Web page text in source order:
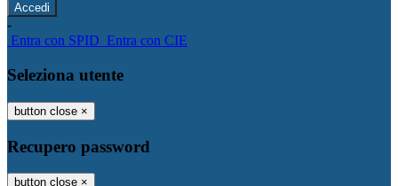
-
Entra con SPID Entra con CIE
Seleziona utente
button close ×
Recupero password
button close ×